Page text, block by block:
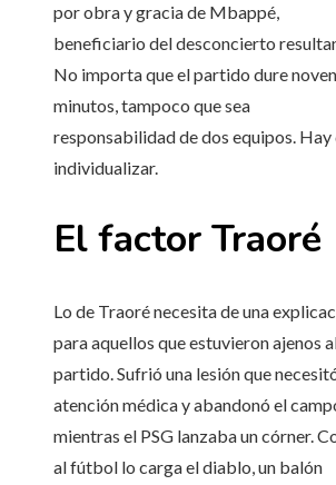
por obra y gracia de Mbappé,
beneficiario del desconcierto
No importa que el partido dure
minutos, tampoco que sea
responsabilidad de dos equipos. Hay
individualizar.
El factor Traoré
Lo de Traoré necesita de una
para aquellos que estuvieron ajenos
partido. Sufrió una lesión que
atención médica y abandonó el
mientras el PSG lanzaba un córner.
al fútbol lo carga el diablo, un balón